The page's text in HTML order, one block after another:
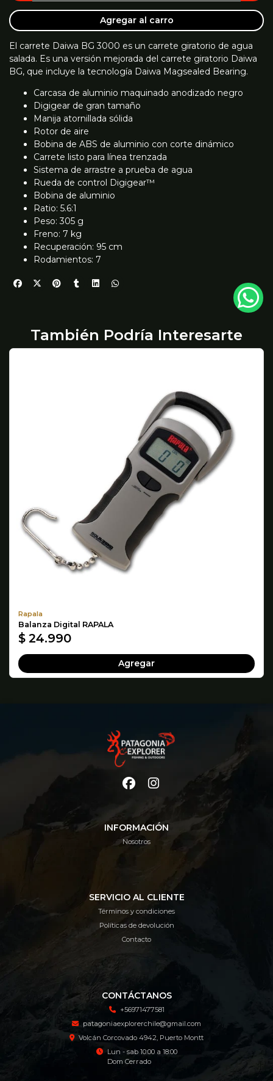
Agregar al carro
El carrete Daiwa BG 3000 es un carrete giratorio de agua
salada. Es una versión mejorada del carrete giratorio Daiwa
BG, que incluye la tecnología Daiwa Magsealed Bearing.
Carcasa de aluminio maquinado anodizado negro
Digigear de gran tamaño
Manija atornillada sólida
Rotor de aire
Bobina de ABS de aluminio con corte dinámico
Carrete listo para línea trenzada
Sistema de arrastre a prueba de agua
Rueda de control Digigear™
Bobina de aluminio
Ratio: 5.6:1
Peso: 305 g
Freno: 7 kg
Recuperación: 95 cm
Rodamientos: 7
También Podría Interesarte
Rapala
Balanza Digital RAPALA
$ 24.990
Agregar
INFORMACIÓN
Nosotros
SERVICIO AL CLIENTE
Términos y condiciones
Políticas de devolución
Contacto
CONTÁCTANOS
+56971477581
patagoniaexplorerchile@gmail.com
Volcán Corcovado 4942, Puerto Montt
Lun - sab 10:00 a 18:00
Dom Cerrado